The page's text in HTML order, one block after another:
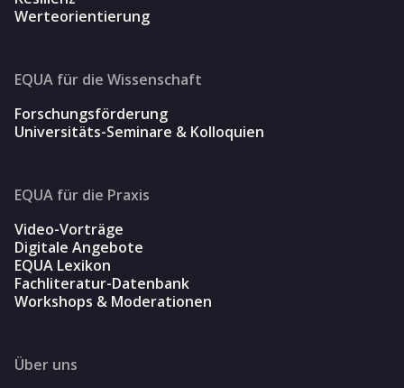
Werteorientierung
EQUA für die Wissenschaft
Forschungsförderung
Universitäts-Seminare & Kolloquien
EQUA für die Praxis
Video-Vorträge
Digitale Angebote
EQUA Lexikon
Fachliteratur-Datenbank
Workshops & Moderationen
Über uns